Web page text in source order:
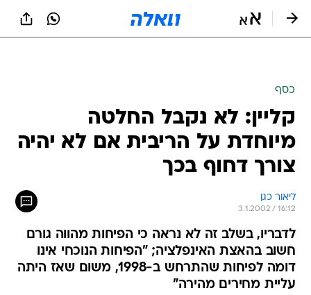
כסף
קליין: לא נקבל החלטה
מיוחדת על הריבית אם לא יהיה
צורך דחוף בכך
ליאור כגן
3.1.2002 / 16:12
לדבריו, בשלב זה לא נראה כי הפיחות מהווה גורם
חשוב בהאצת האינפלציה; "הפיחות הנוכחי אינו
דומה לפיחות שהתרחש ב-1998, משום שאז היתה
עליית מחירים מהירה"